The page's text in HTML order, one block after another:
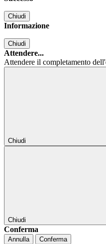
Chiudi
Informazione
Chiudi
Attendere...
Attendere il completamento
Chiudi
Chiudi
Conferma
Annulla Conferma